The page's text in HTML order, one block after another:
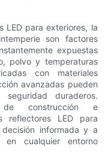
LED para exteriores, la
son factores
expuestas
polvo y temperaturas
con materiales
avanzadas pueden
duraderos.
de construcción e
reflectores LED para
informada y a
en cualquier entorno